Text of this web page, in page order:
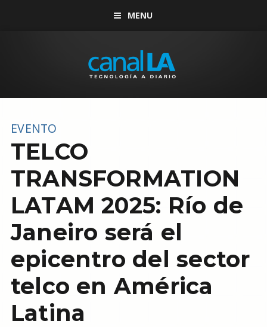
MENU
EVENTO
TELCO
TRANSFORMATION
LATAM 2025: Río de
Janeiro será el
epicentro del sector
telco en América
Latina